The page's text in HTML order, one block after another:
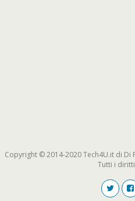
Copyright © 2014-2020 Tech4U.it di Di
Tutti i